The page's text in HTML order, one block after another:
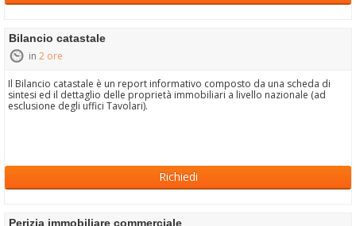
Bilancio catastale
in 2 ore
Il Bilancio catastale è un report informativo composto da una scheda di
sintesi ed il dettaglio delle proprietà immobiliari a livello nazionale (ad
esclusione degli uffici Tavolari).
Richiedi
Perizia immobiliare commerciale